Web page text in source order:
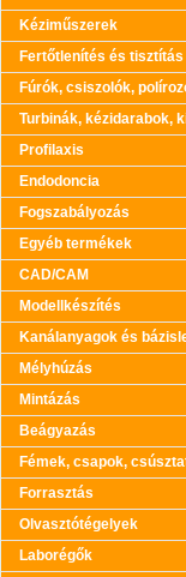
Kéziműszerek
Fertőtlenítés és tisztítás
Fúrók, csiszolók,
Turbinák, kézidarabok,
Profilaxis
Endodoncia
Fogszabályozás
Egyéb termékek
CAD/CAM
Modellkészítés
Kanálanyagok és
Mélyhúzás
Mintázás
Beágyazás
Fémek, csapok,
Forrasztás
Olvasztótégelyek
Laborégők